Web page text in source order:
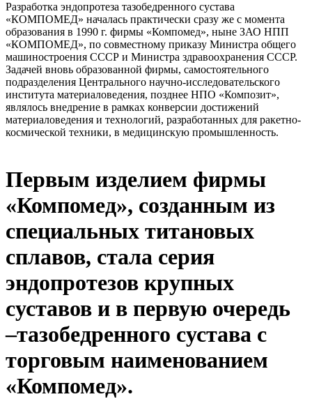
Разработка эндопротеза тазобедренного сустава
«КОМПОМЕД» началась практически сразу же с момента
образования в 1990 г. фирмы «Компомед», ныне ЗАО НПП
«КОМПОМЕД», по совместному приказу Министра общего
машиностроения СССР и Министра здравоохранения СССР.
Задачей вновь образованной фирмы, самостоятельного
подразделения Центрального научно-исследовательского
института материаловедения, позднее НПО «Композит»,
являлось внедрение в рамках конверсии достижений
материаловедения и технологий, разработанных для ракетно-
космической техники, в медицинскую промышленность.
Первым изделием фирмы
«Компомед», созданным из
специальных титановых
сплавов, стала серия
эндопротезов крупных
суставов и в первую очередь
–тазобедренного сустава с
торговым наименованием
«Компомед».